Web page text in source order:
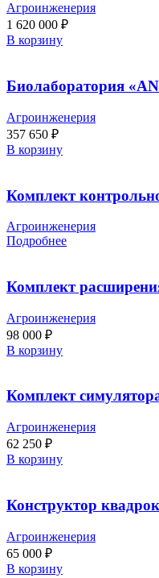
Агроинженерия
1 620 000 ₽
В корзину
Биолаборатория
Агроинженерия
357 650 ₽
В корзину
Комплект
Агроинженерия
Подробнее
Комплект
Агроинженерия
98 000 ₽
В корзину
Комплект
Агроинженерия
62 250 ₽
В корзину
Конструктор
Агроинженерия
65 000 ₽
В корзину